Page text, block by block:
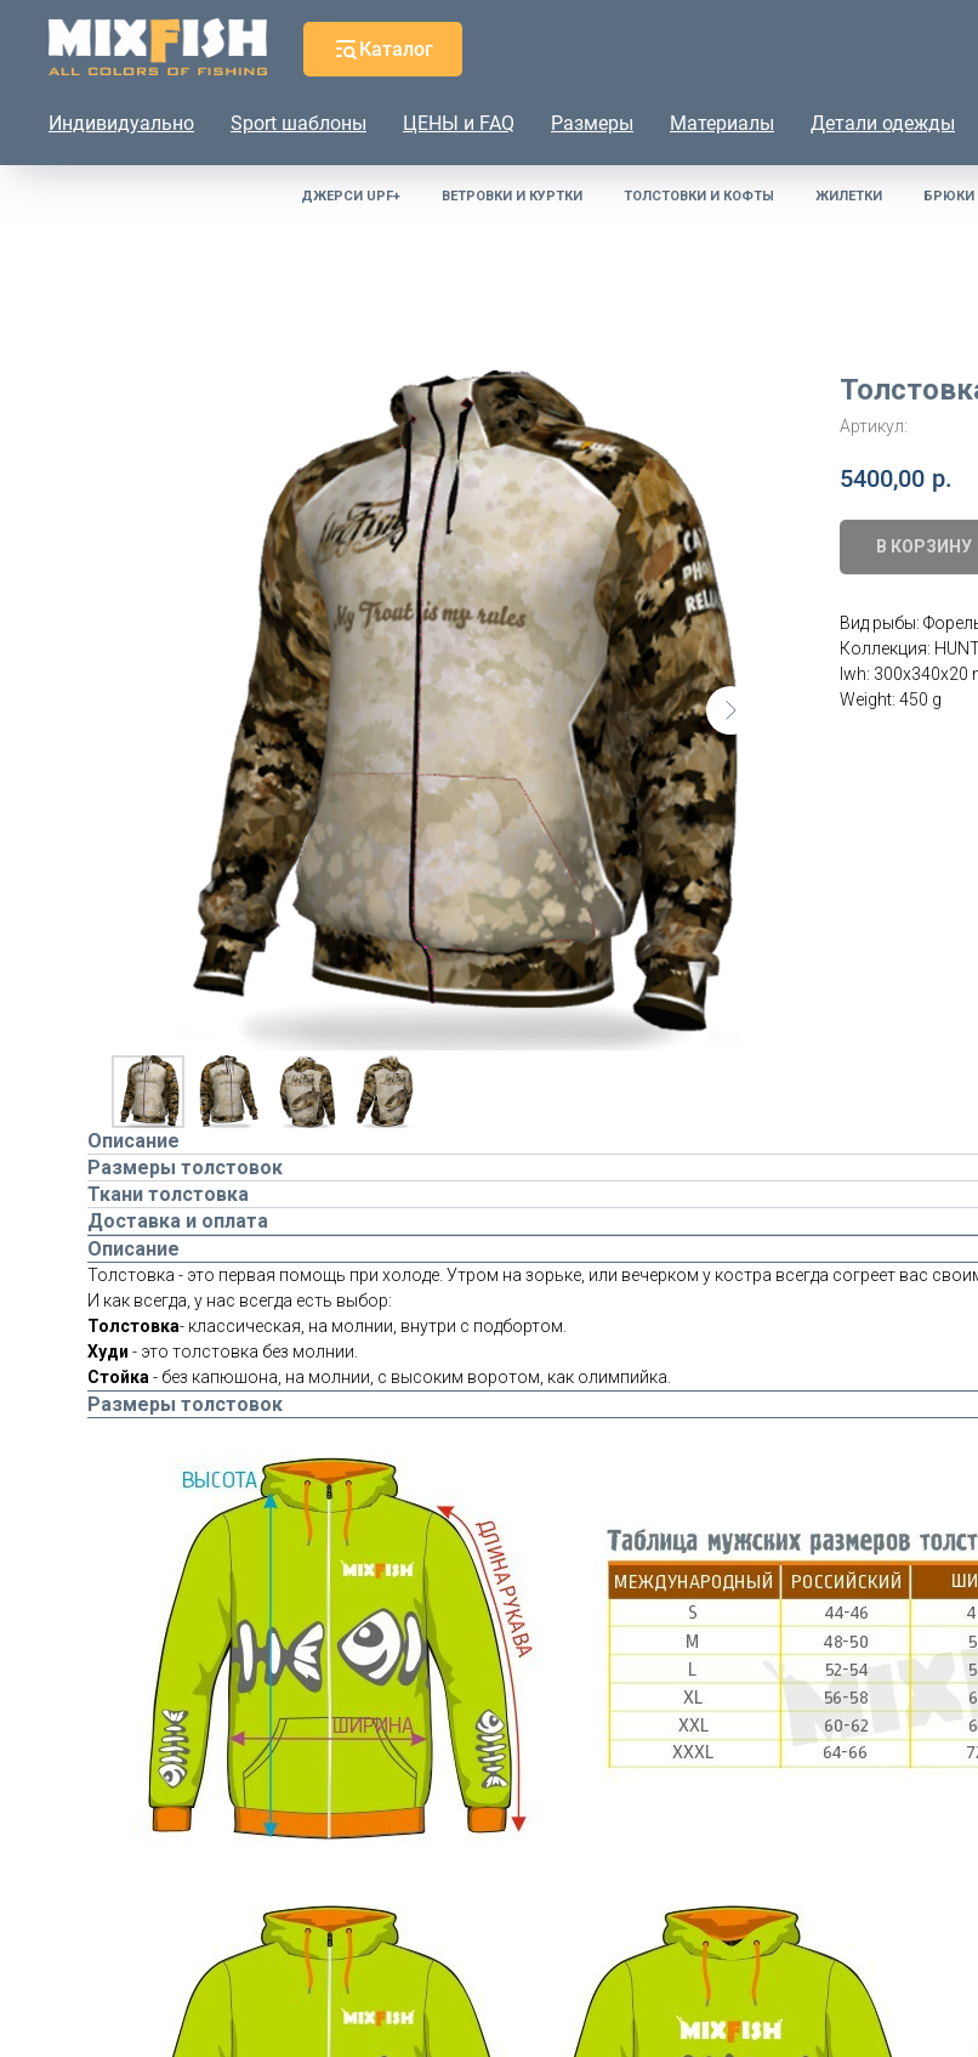
Каталог
Индивидуально Sport шаблоны ЦЕНЫ и FAQ Размеры Материалы Детали одежды
ДЖЕРСИ UPF+ ВЕТРОВКИ И КУРТКИ ТОЛСТОВКИ И КОФТЫ ЖИЛЕТКИ БРЮКИ
Артикул:
5400,00 р.
В КОРЗИНУ
Вид рыбы:
Коллекция:
lwh: 300x340x20
Weight: 450 g
Описание
Размеры толстовок
Ткани толстовка
Доставка и оплата
Описание
Толстовка - это первая помощь при холоде. Утром на зорьке, или вечерком у костра всегда согреет вас
И как всегда, у нас всегда есть выбор:
Толстовка- классическая, на молнии, внутри с подбортом.
Худи - это толстовка без молнии.
Стойка - без капюшона, на молнии, с высоким воротом, как олимпийка.
Размеры толстовок